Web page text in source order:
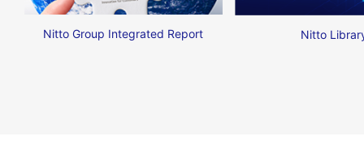
Nitto Group Integrated Report Nitto